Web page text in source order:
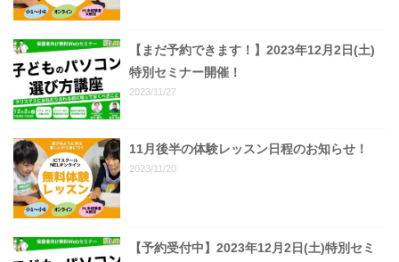
【まだ予約できます！】2023年12月2日(土)
特別セミナー開催！
2023/11/27
11月後半の体験レッスン日程のお知らせ！
2023/11/20
【予約受付中】2023年12月2日(土)特別セミ